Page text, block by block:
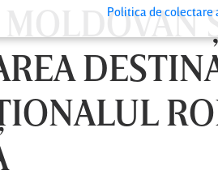
Politica de colectare